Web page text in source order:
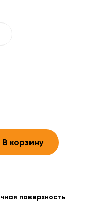
В корзину
поверхность